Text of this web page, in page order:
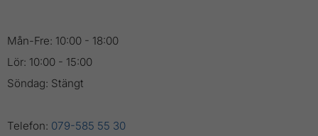
Mån-Fre: 10:00 - 18:00
Lör: 10:00 - 15:00
Söndag: Stängt
Telefon: 079-585 55 30